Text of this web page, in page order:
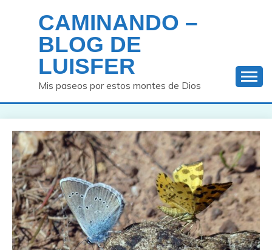
contenido
CAMINANDO –
BLOG DE
LUISFER
Mis paseos por estos montes de Dios